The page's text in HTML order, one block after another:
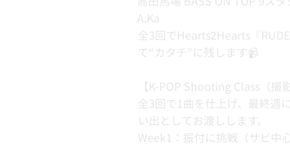
A.Ka
全3回でHearts2Hearts『
て“カタチ”に残します📹
【K-POP Shooting Class（撮
全3回で1曲を仕上げ、最終週
い出としてお渡しします。
Week1：振付に挑戦（サビ中